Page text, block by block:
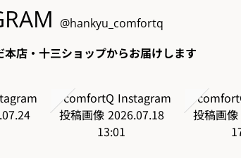
@hankyu_comfortq
店・十三ショップからお届けします